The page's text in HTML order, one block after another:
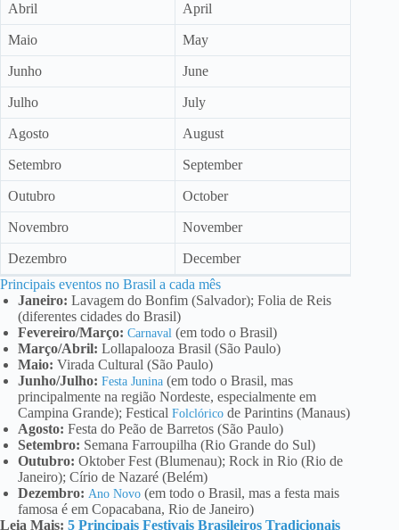
Abril April
Maio May
Junho June
Julho July
Agosto August
Setembro September
Outubro October
Novembro November
Dezembro
December
Principais eventos no Brasil a cada mês
Janeiro: Lavagem do Bonfim (Salvador); Folia de Reis
(diferentes cidades do Brasil)
Fevereiro/Março: Carnaval (em todo o Brasil)
Março/Abril: Lollapalooza Brasil (São Paulo)
Maio: Virada Cultural (São Paulo)
Junho/Julho: Festa Junina (em todo o Brasil, mas
principalmente na região Nordeste, especialmente em
Campina Grande); Festical Folclórico de Parintins (Manaus)
Agosto: Festa do Peão de Barretos (São Paulo)
Setembro: Semana Farroupilha (Rio Grande do Sul)
Outubro: Oktober Fest (Blumenau); Rock in Rio (Rio de
Janeiro); Círio de Nazaré (Belém)
Dezembro: Ano Novo (em todo o Brasil, mas a festa mais
famosa é em Copacabana, Rio de Janeiro)
Leia Mais: 5 Principais Festivais Brasileiros Tradicionais